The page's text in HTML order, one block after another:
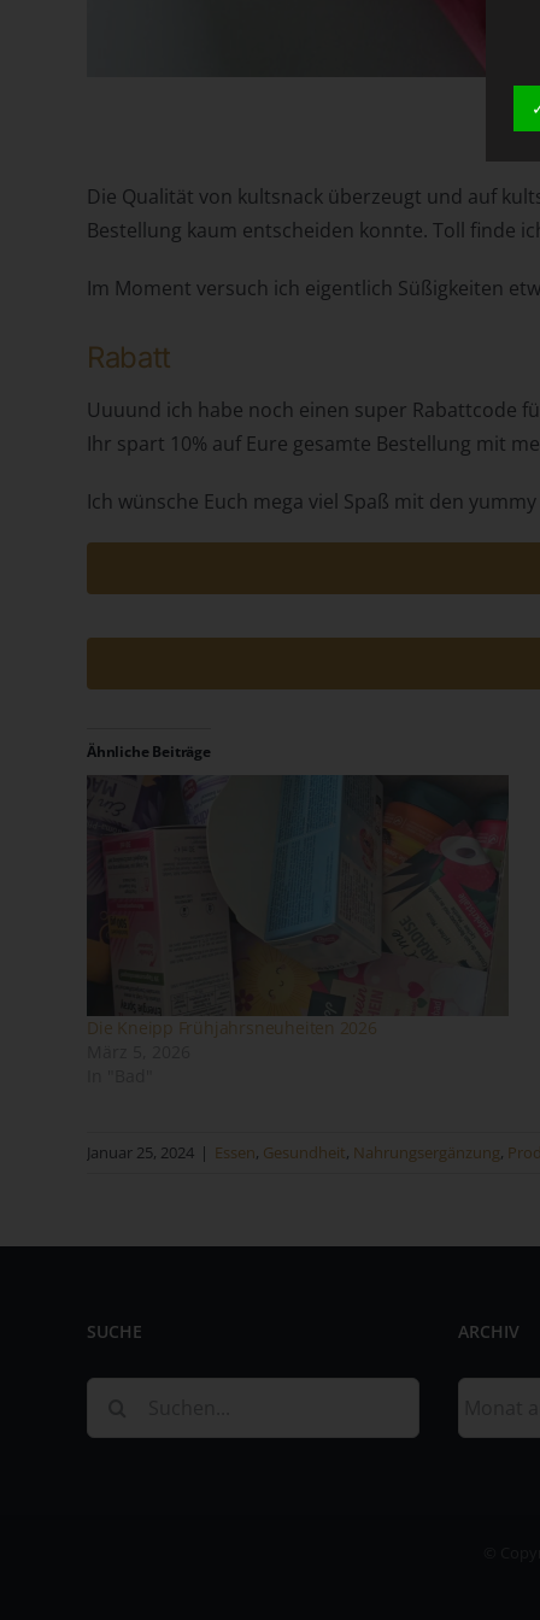
Die Qualität von kultsnack überzeugt und auf
Bestellung kaum entscheiden konnte. Toll finde
Im Moment versuch ich eigentlich Süßigkeiten
Rabatt
Uuuund ich habe noch einen super Rabattcode
Ihr spart 10% auf Eure gesamte Bestellung mit
Ich wünsche Euch mega viel Spaß mit den
Ähnliche Beiträge
Die Kneipp Frühjahrsneuheiten 2026
Januar 25, 2024 | Essen, Gesundheit, Nahrungsergänzung,
SUCHE
nach:
ARCHIV